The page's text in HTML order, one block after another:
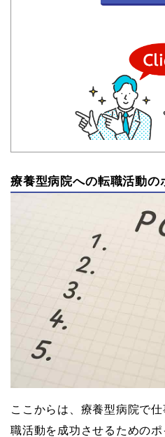
療養型病院への転職活動の
ここからは、療養型病院で
職活動を成功させるためのポ